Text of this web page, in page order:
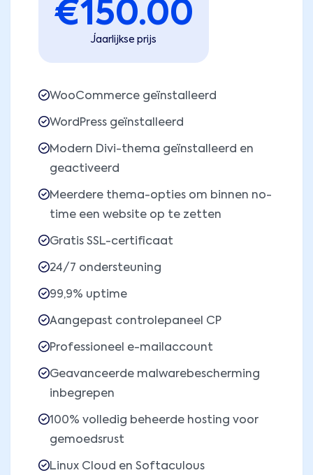
€150.00
Jaarlijkse prijs
WooCommerce geïnstalleerd
WordPress geïnstalleerd
Modern Divi-thema geïnstalleerd en
geactiveerd
Meerdere thema-opties om binnen no-
time een website op te zetten
Gratis SSL-certificaat
24/7 ondersteuning
99,9% uptime
Aangepast controlepaneel CP
Professioneel e-mailaccount
Geavanceerde malwarebescherming
inbegrepen
100% volledig beheerde hosting voor
gemoedsrust
Linux Cloud en Softaculous